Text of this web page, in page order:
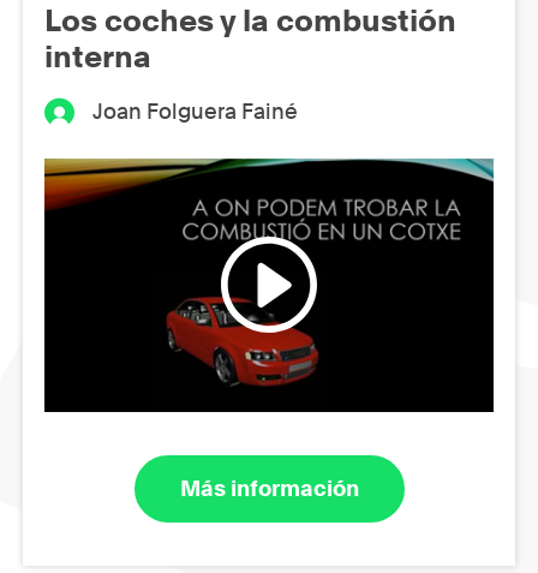
Los coches y la combustión
interna
Joan Folguera Fainé
Más información